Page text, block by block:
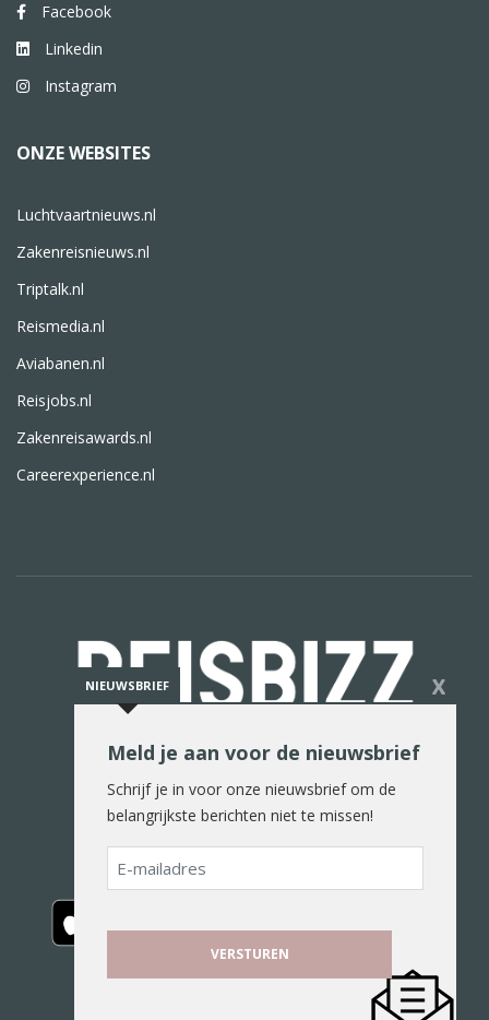
Facebook
Linkedin
Instagram
ONZE WEBSITES
Luchtvaartnieuws.nl
Zakenreisnieuws.nl
Triptalk.nl
Reismedia.nl
Aviabanen.nl
Reisjobs.nl
Zakenreisawards.nl
Careerexperience.nl
De reiswereld in woord en beeld
NIEUWSBRIEF X
Meld je aan voor de nieuwsbrief
Schrijf je in voor onze nieuwsbrief om de
belangrijkste berichten niet te missen!
E-
mailadres